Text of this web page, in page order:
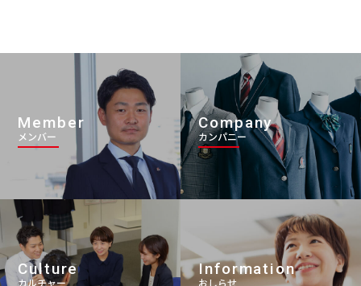
Member
メンバー
Company
カンパニー
Culture
カルチャー
Information
おしらせ